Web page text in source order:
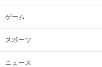
ゲーム
スポーツ
ニュース